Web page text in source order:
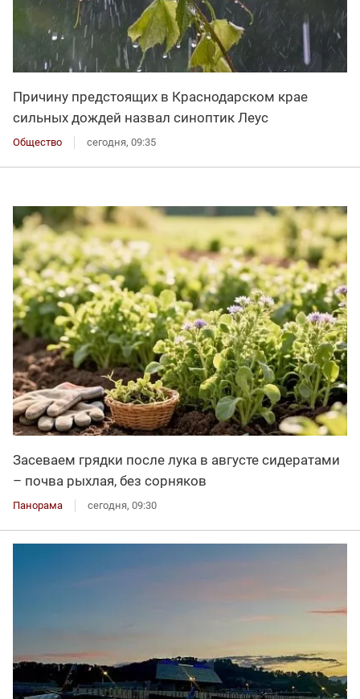
Причину предстоящих в Краснодарском крае
сильных дождей назвал синоптик Леус
Общество сегодня, 09:35
Засеваем грядки после лука в августе сидератами
– почва рыхлая, без сорняков
Панорама сегодня, 09:30